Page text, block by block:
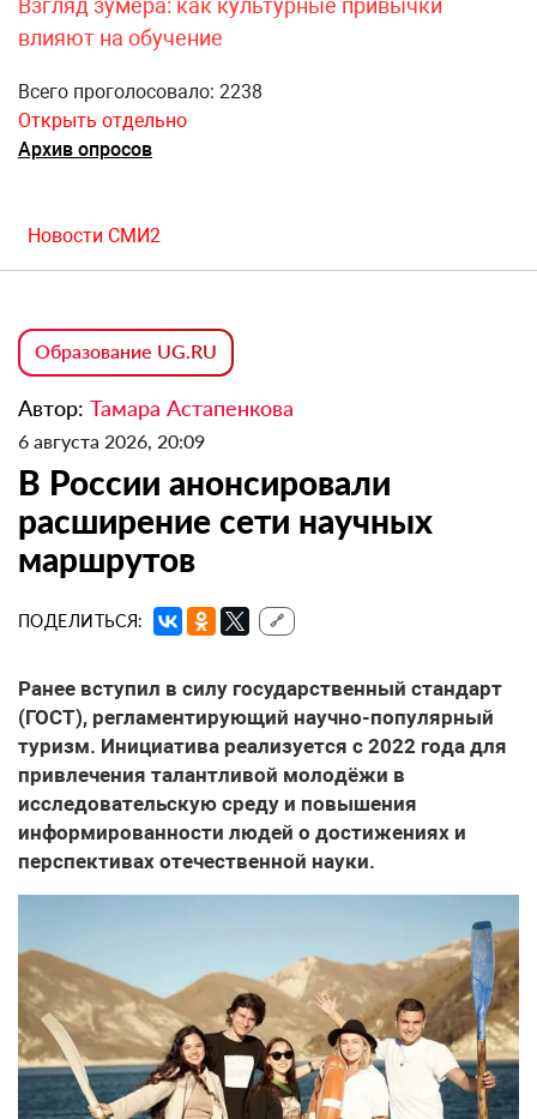
Взгляд зумера: как культурные привычки
влияют на обучение
Всего проголосовало: 2238
Открыть отдельно
Архив опросов
Новости СМИ2
Образование UG.RU
Автор: Тамара Астапенкова
6 августа 2026, 20:09
В России анонсировали
расширение сети научных
маршрутов
ПОДЕЛИТЬСЯ: 🔗
Ранее вступил в силу государственный стандарт
(ГОСТ), регламентирующий научно-популярный
туризм. Инициатива реализуется с 2022 года для
привлечения талантливой молодёжи в
исследовательскую среду и повышения
информированности людей о достижениях и
перспективах отечественной науки.